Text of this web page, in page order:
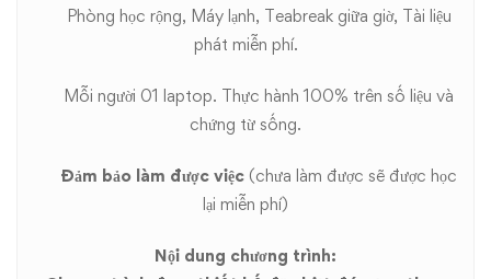
Phòng học rộng, Máy lạnh, Teabreak giữa giờ, Tài liệu
phát miễn phí.
Mỗi người 01 laptop. Thực hành 100% trên số liệu và
chứng từ sống.
Đảm bảo làm được việc (chưa làm được sẽ được học
lại miễn phí)
Nội dung chương trình: